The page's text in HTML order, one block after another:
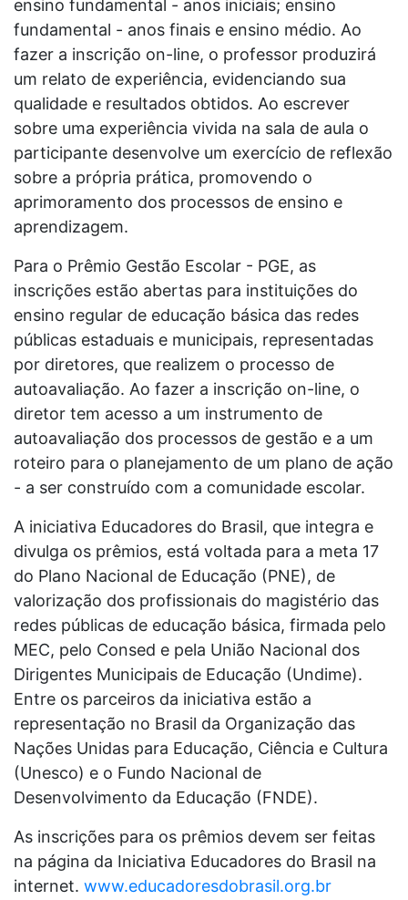
ensino fundamental - anos iniciais; ensino
fundamental - anos finais e ensino médio. Ao
fazer a inscrição on-line, o professor produzirá
um relato de experiência, evidenciando sua
qualidade e resultados obtidos. Ao escrever
sobre uma experiência vivida na sala de aula o
participante desenvolve um exercício de reflexão
sobre a própria prática, promovendo o
aprimoramento dos processos de ensino e
aprendizagem.
Para o Prêmio Gestão Escolar - PGE, as
inscrições estão abertas para instituições do
ensino regular de educação básica das redes
públicas estaduais e municipais, representadas
por diretores, que realizem o processo de
autoavaliação. Ao fazer a inscrição on-line, o
diretor tem acesso a um instrumento de
autoavaliação dos processos de gestão e a um
roteiro para o planejamento de um plano de ação
- a ser construído com a comunidade escolar.
A iniciativa Educadores do Brasil, que integra e
divulga os prêmios, está voltada para a meta 17
do Plano Nacional de Educação (PNE), de
valorização dos profissionais do magistério das
redes públicas de educação básica, firmada pelo
MEC, pelo Consed e pela União Nacional dos
Dirigentes Municipais de Educação (Undime).
Entre os parceiros da iniciativa estão a
representação no Brasil da Organização das
Nações Unidas para Educação, Ciência e Cultura
(Unesco) e o Fundo Nacional de
Desenvolvimento da Educação (FNDE).
As inscrições para os prêmios devem ser feitas
na página da Iniciativa Educadores do Brasil na
internet. www.educadoresdobrasil.org.br